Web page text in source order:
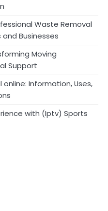
Waste Removal
Businesses
Moving
Support
Information, Uses,
with (Iptv) Sports